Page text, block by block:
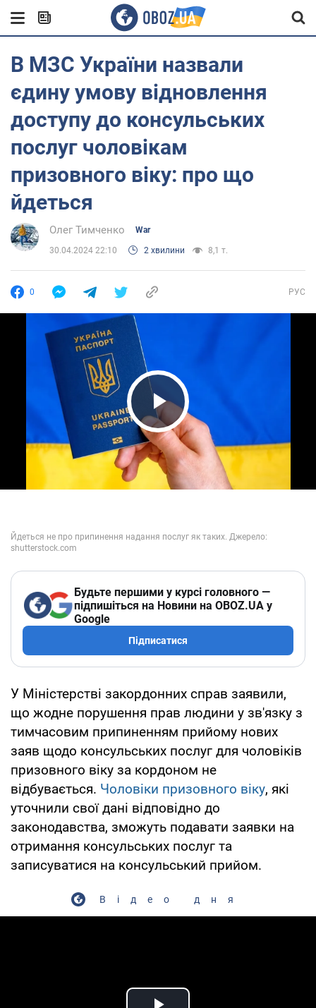
В МЗС України назвали
єдину умову відновлення
доступу до консульських
послуг чоловікам
призовного віку: про що
йдеться
Олег Тимченко War
30.04.2024 22:10 2 хвилини 8,1 т.
0 РУС
Play Video
Будьте першими у курсі головного —
підпишіться на Новини на OBOZ.UA у
Google
Підписатися
У Міністерстві закордонних справ заявили,
що жодне порушення прав людини у зв'язку з
тимчасовим припиненням прийому нових
заяв щодо консульських послуг для чоловіків
призовного віку за кордоном не
відбувається. Чоловіки призовного віку, які
уточнили свої дані відповідно до
законодавства, зможуть подавати заявки на
отримання консульських послуг та
записуватися на консульський прийом.
Відео дня